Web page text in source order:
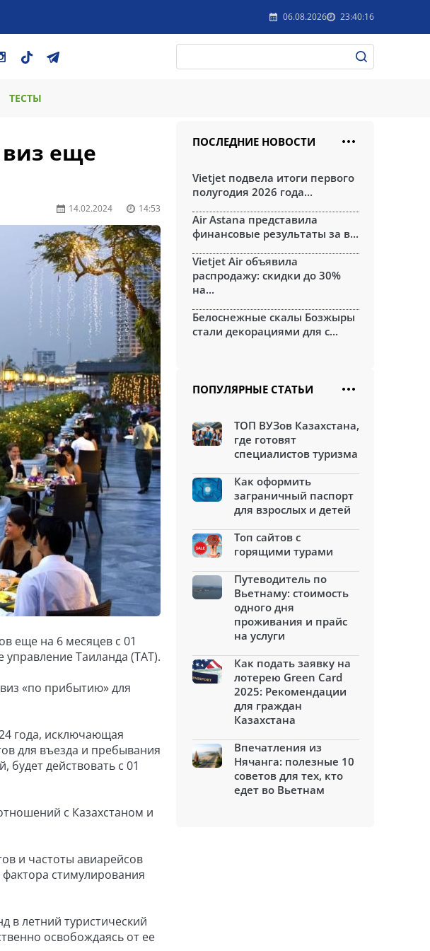
06.08.2026 23:40:16
ТЕСТЫ
виз еще
14.02.2024 14:53
еще на 6 месяцев с 01
управление Таиланда (TAT).
«по прибытию» для
года, исключающая
для въезда и пребывания
действовать с 01
с Казахстаном и
и частоты авиарейсов
стимулирования
в летний туристический
освобождаясь от ее
ПОСЛЕДНИЕ НОВОСТИ
Vietjet подвела итоги первого
полугодия 2026 года...
Air Astana представила
финансовые результаты за в...
Vietjet Air объявила
распродажу: скидки до 30%
на...
Белоснежные скалы Бозжыры
стали декорациями для с...
ПОПУЛЯРНЫЕ СТАТЬИ
ТОП ВУЗов Казахстана,
где готовят
специалистов туризма
Как оформить
заграничный паспорт
для взрослых и детей
Топ сайтов с
горящими турами
Путеводитель по
Вьетнаму: стоимость
одного дня
проживания и прайс
на услуги
Как подать заявку на
лотерею Green Card
2025: Рекомендации
для граждан
Казахстана
Впечатления из
Нячанга: полезные 10
советов для тех, кто
едет во Вьетнам